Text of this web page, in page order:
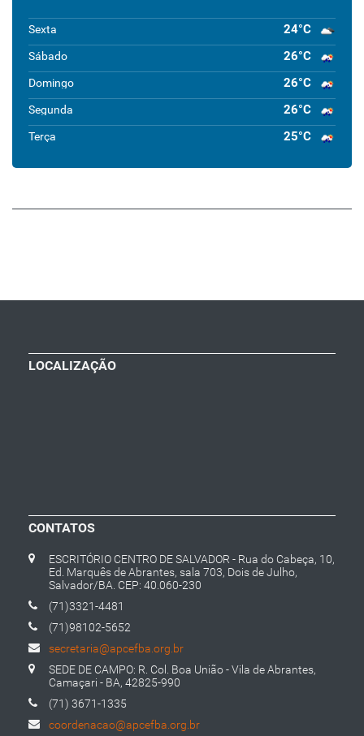
Sexta 24°C
Sábado 26°C
Domingo 26°C
Segunda 26°C
Terça 25°C
LOCALIZAÇÃO
CONTATOS
ESCRITÓRIO CENTRO DE SALVADOR - Rua do Cabeça, 10,
Ed. Marquês de Abrantes, sala 703, Dois de Julho,
Salvador/BA. CEP: 40.060-230
(71)3321-4481
(71)98102-5652
secretaria@apcefba.org.br
SEDE DE CAMPO: R. Col. Boa União - Vila de Abrantes,
Camaçari - BA, 42825-990
(71) 3671-1335
coordenacao@apcefba.org.br